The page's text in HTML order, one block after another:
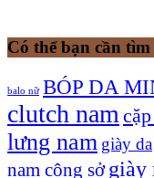
Có thể bạn cần tìm
balo nữ BÓP DA
clutch nam
lưng nam giày da
nam công sở giày